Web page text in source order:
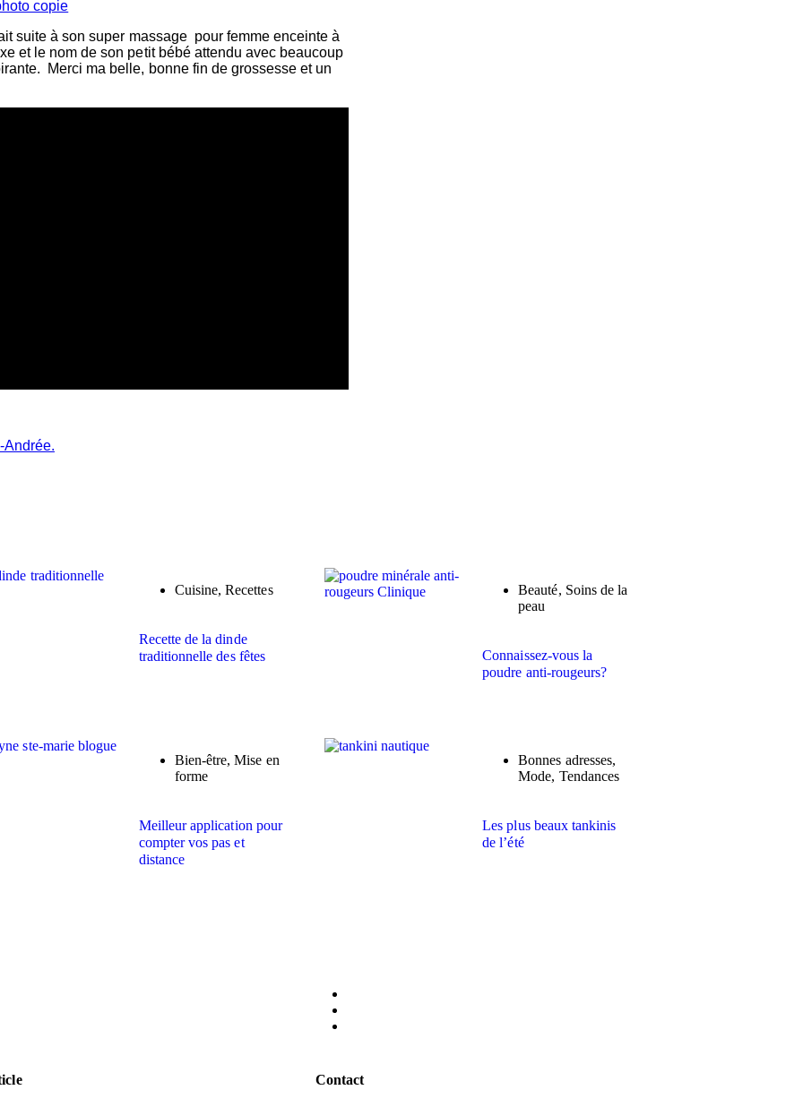
suite à son super massage pour femme enceinte à
et le nom de son petit bébé attendu avec beaucoup
Merci ma belle, bonne fin de grossesse et un
Andrée.
Cuisine,Recettes
Recette de la dinde
traditionnelle des fêtes
Beauté, Soins de la
peau
Connaissez-vous la
poudre anti-rougeurs?
Bien-être,Mise en
forme
Meilleur application pour
compter vos pas et
distance
Bonnes adresses,
Mode, Tendances
Les plus beaux tankinis
de l’été
Contact